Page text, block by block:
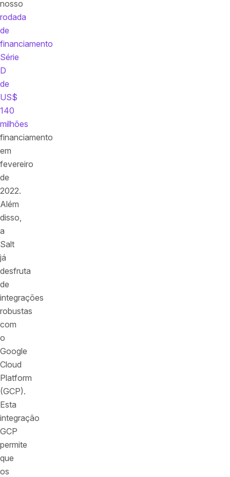
nosso
rodada
de
financiamento
Série
D
de
US$
140
milhões
financiamento
em
fevereiro
de
2022.
Além
disso,
a
Salt
já
desfruta
de
integrações
robustas
com
o
Google
Cloud
Platform
(GCP).
Esta
integração
GCP
permite
que
os